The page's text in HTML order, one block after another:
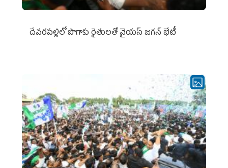
దేవరపల్లిలో పొగాకు రైతులతో వైయస్ జగన్ భేటీ